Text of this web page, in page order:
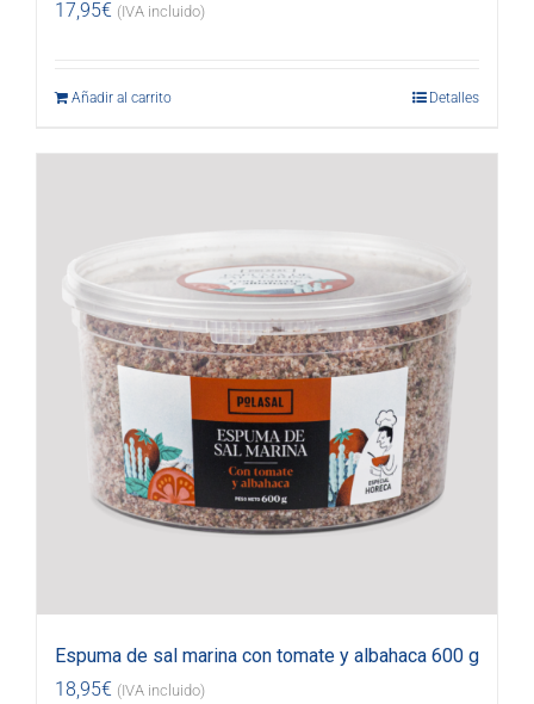
17,95€ (IVA incluido)
Añadir al carrito Detalles
Espuma de sal marina con tomate y albahaca 600 g
18,95€ (IVA incluido)